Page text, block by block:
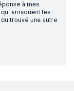
à mes
arnaquent les
trouvé une autre